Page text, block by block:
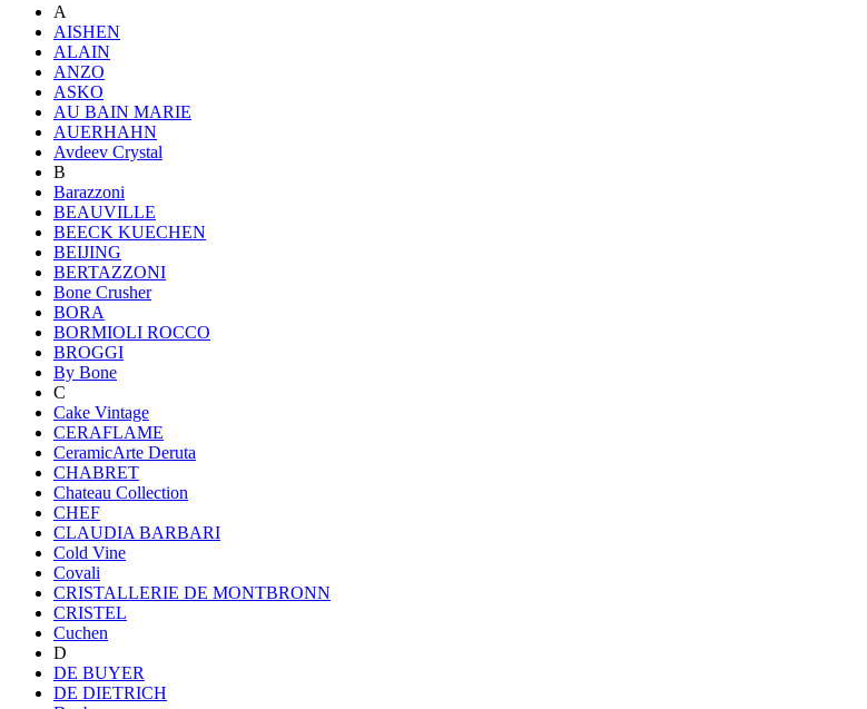
A
AISHEN
ALAIN
ANZO
ASKO
AU BAIN MARIE
AUERHAHN
Avdeev Crystal
B
Barazzoni
BEAUVILLE
BEECK KUECHEN
BEIJING
BERTAZZONI
Bone Crusher
BORA
BORMIOLI ROCCO
BROGGI
By Bone
C
Cake Vintage
CERAFLAME
CeramicArte Deruta
CHABRET
Chateau Collection
CHEF
CLAUDIA BARBARI
Cold Vine
Covali
CRISTALLERIE DE MONTBRONN
CRISTEL
Cuchen
D
DE BUYER
DE DIETRICH